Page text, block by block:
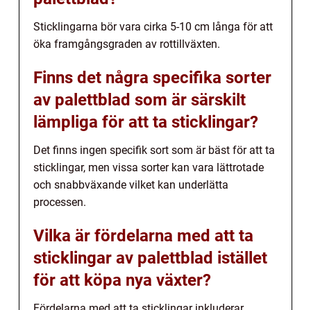
Sticklingarna bör vara cirka 5-10 cm långa för att
öka framgångsgraden av rottillväxten.
Finns det några specifika sorter
av palettblad som är särskilt
lämpliga för att ta sticklingar?
Det finns ingen specifik sort som är bäst för att ta
sticklingar, men vissa sorter kan vara lättrotade
och snabbväxande vilket kan underlätta
processen.
Vilka är fördelarna med att ta
sticklingar av palettblad istället
för att köpa nya växter?